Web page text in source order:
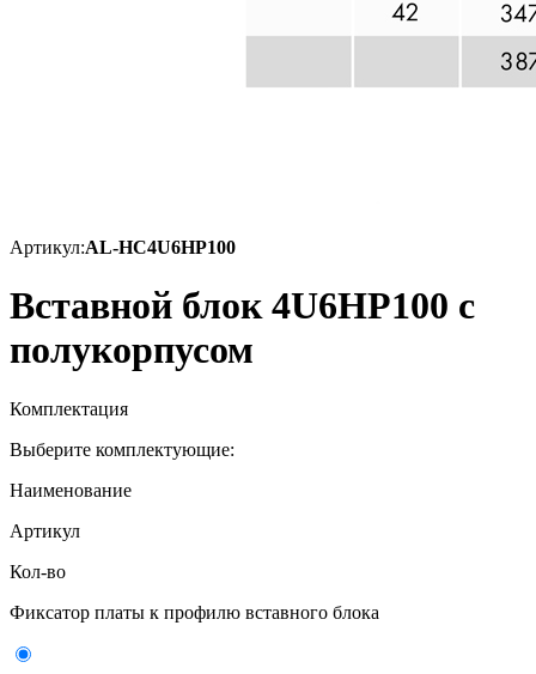
Артикул:AL-HC4U6HP100
Вставной блок 4U6HP100 с
полукорпусом
Комплектация
Выберите комплектующие:
Наименование
Артикул
Кол-во
Фиксатор платы к профилю вставного блока